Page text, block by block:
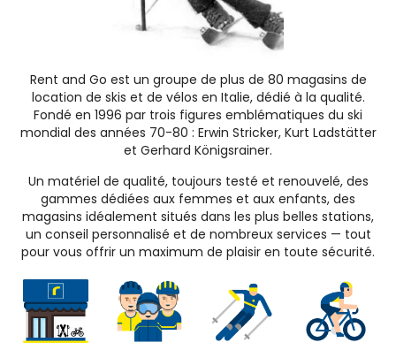
Rent and Go est un groupe de plus de 80 magasins de
location de skis et de vélos en Italie, dédié à la qualité.
Fondé en 1996 par trois figures emblématiques du ski
mondial des années 70-80 : Erwin Stricker, Kurt Ladstätter
et Gerhard Königsrainer.
Un matériel de qualité, toujours testé et renouvelé, des
gammes dédiées aux femmes et aux enfants, des
magasins idéalement situés dans les plus belles stations,
un conseil personnalisé et de nombreux services — tout
pour vous offrir un maximum de plaisir en toute sécurité.